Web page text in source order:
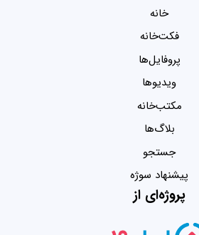
خانه
فکت‌خانه
پروفایل‌ها
ویدیو‌ها
مکتب‌خانه
بلاگ‌ها
جستجو
پیشنهاد سوژه
پروژه‌ای از